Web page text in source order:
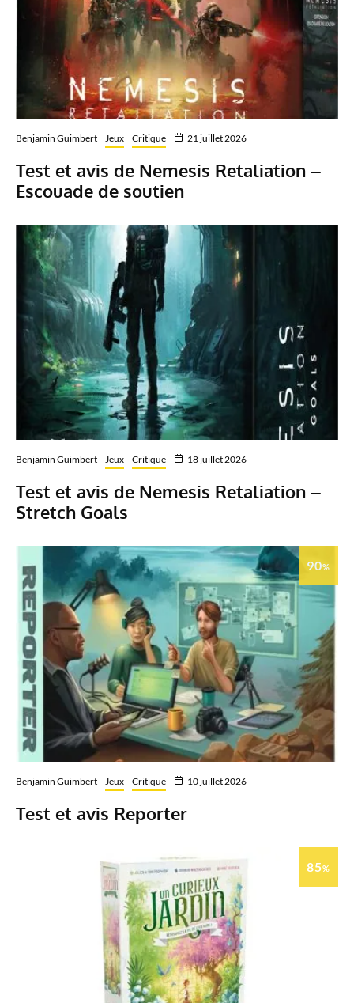
Benjamin Guimbert Jeux Critique 21 juillet 2026
Test et avis de Nemesis Retaliation –
Escouade de soutien
Benjamin Guimbert Jeux Critique 18 juillet 2026
Test et avis de Nemesis Retaliation –
Stretch Goals
90%
Benjamin Guimbert Jeux Critique 10 juillet 2026
Test et avis Reporter
85%